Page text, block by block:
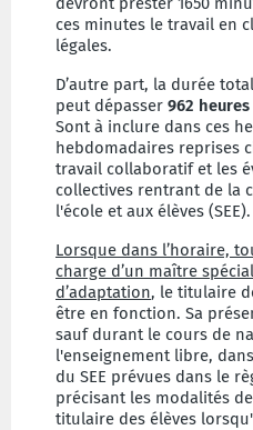
ces minutes le travail en
légales.
D’autre part, la durée
peut dépasser 962
Sont à inclure dans ces
hebdomadaires reprises
travail collaboratif et les
collectives rentrant de la
l'école et aux élèves (SEE).
Lorsque dans l’horaire,
charge d’un maître
d’adaptation, le titulaire
être en fonction. Sa
sauf durant le cours de
l'enseignement libre,
du SEE prévues dans le
précisant les modalités
titulaire des élèves